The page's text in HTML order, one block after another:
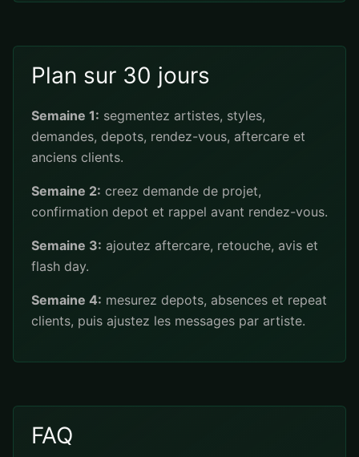
Plan sur 30 jours
Semaine 1: segmentez artistes, styles,
demandes, depots, rendez-vous, aftercare et
anciens clients.
Semaine 2: creez demande de projet,
confirmation depot et rappel avant rendez-vous.
Semaine 3: ajoutez aftercare, retouche, avis et
flash day.
Semaine 4: mesurez depots, absences et repeat
clients, puis ajustez les messages par artiste.
FAQ